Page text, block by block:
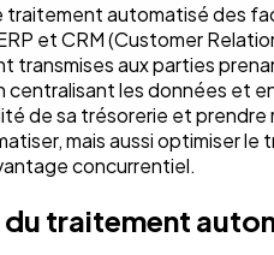
traitement automatisé des
et CRM (Customer
transmises aux parties
centralisant les données et
de sa trésorerie et
mais aussi optimiser
concurrentiel.
traitement